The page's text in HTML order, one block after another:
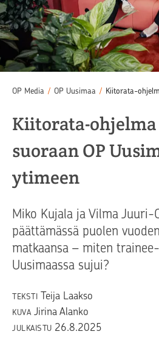
OP Media / OP Uusimaa /
Kiitorata-
suoraan OP
ytimeen
Miko Kujala ja Vilma Juuri-
päättämässä puolen
matkaansa – miten
Uusimaassa sujui?
TEKSTI Teija Laakso
KUVA Jirina Alanko
JULKAISTU 26.8.2025